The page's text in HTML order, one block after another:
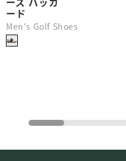
ード
Men's Golf Shoes